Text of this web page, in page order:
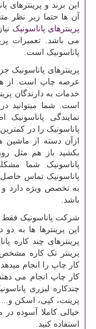
این برند و
آن ها حتما زیر نظر
پرینترهای پاناسونیک
می باشد. تعمیرات
پاناسونیک است.
پرینترهای پاناسونیک
عرصه چاپ است. از
خدمات به دارندگان
است. شما میتوانید
نمایندگی پاناسونیک
پاناسونیک را در
ازآن دسته از
بکشید باز هم مثل
پاناسونیک شما
پاناسونیک تماس حاصل
به تخصص ویژه دارد
باشد.
شرکت پاناسونیک فقط
این پرینترها ها به
پرینترهای چند کاره
پرینتر تک کاره مشخص
کار چاپ را انجام میدهد
کار چاپ انجام می
چندکاره لیزری
پرینت، کپی، اسکن و...
خیالی کاملا آسوده در
استفاده کنید.